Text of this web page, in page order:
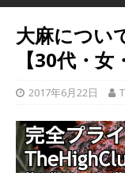
大麻につい
【30代・
2017年6月22日